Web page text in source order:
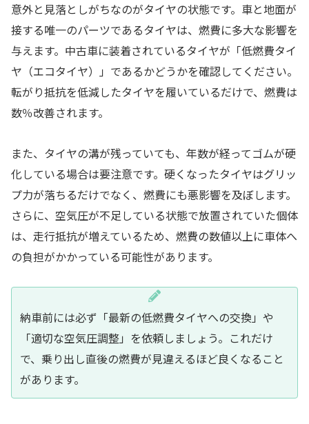
意外と見落としがちなのがタイヤの状態です。車と地面が
接する唯一のパーツであるタイヤは、燃費に多大な影響を
与えます。中古車に装着されているタイヤが「低燃費タイ
ヤ（エコタイヤ）」であるかどうかを確認してください。
転がり抵抗を低減したタイヤを履いているだけで、燃費は
数％改善されます。
また、タイヤの溝が残っていても、年数が経ってゴムが硬
化している場合は要注意です。硬くなったタイヤはグリッ
プ力が落ちるだけでなく、燃費にも悪影響を及ぼします。
さらに、空気圧が不足している状態で放置されていた個体
は、走行抵抗が増えているため、燃費の数値以上に車体へ
の負担がかかっている可能性があります。
納車前には必ず「最新の低燃費タイヤへの交換」や
「適切な空気圧調整」を依頼しましょう。これだけ
で、乗り出し直後の燃費が見違えるほど良くなること
があります。